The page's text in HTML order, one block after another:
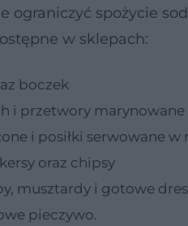
ograniczyć spożycie
w sklepach:
boczek
i przetwory marynowane
i posiłki serwowane w
oraz chipsy
musztardy i gotowe
pieczywo.